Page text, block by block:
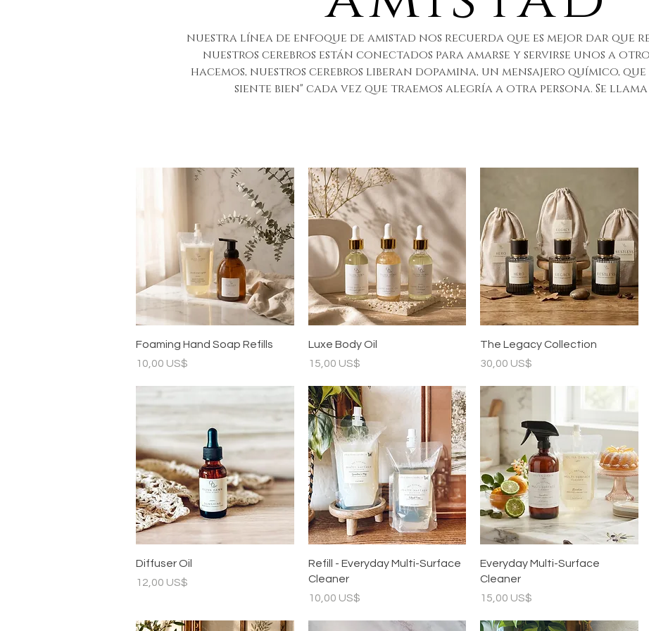
nuestra línea de enfoque de amistad nos recuerda que es mejor dar que
nuestros cerebros están conectados para amarse y servirse unos a
hacemos, nuestros cerebros liberan dopamina, un mensajero químico, que
siente bien" cada vez que traemos alegría a otra persona. Se
Vista rápida
Foaming Hand Soap Refills
Precio
10,00 US$
Vista rápida
Luxe Body Oil
Precio
15,00 US$
Vista rápida
The Legacy Collection
Precio
30,00 US$
Vista rápida
Diffuser Oil
Precio
12,00 US$
Vista rápida
Refill - Everyday Multi-Surface
Cleaner
Precio
10,00 US$
Vista rápida
Everyday Multi-Surface
Cleaner
Precio
15,00 US$